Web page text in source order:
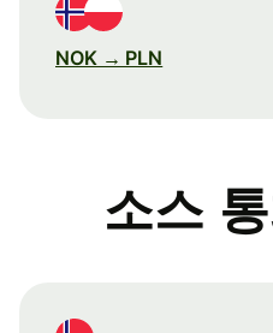
NOK → PLN
소스